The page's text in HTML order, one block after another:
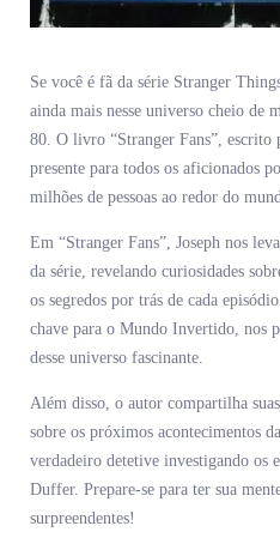
Se você é fã da série Stranger
ainda mais nesse universo cheio de
80. O livro “Stranger Fans”, escrito
presente para todos os aficionados
milhões de pessoas ao redor do
Em “Stranger Fans”, Joseph nos
da série, revelando curiosidades
os segredos por trás de cada
chave para o Mundo Invertido, nos
desse universo fascinante.
Além disso, o autor compartilha
sobre os próximos acontecimentos
verdadeiro detetive investigando os
Duffer. Prepare-se para ter sua
surpreendentes!